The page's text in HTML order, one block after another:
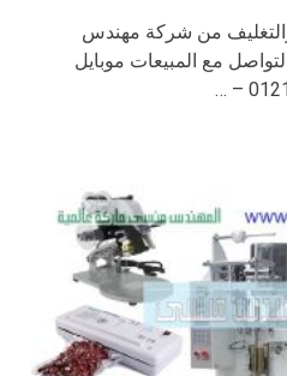
والتغليف من شركة مهندس
مع المبيعات موبايل